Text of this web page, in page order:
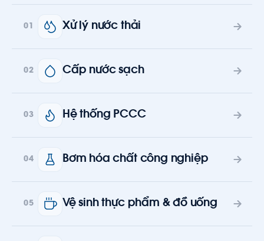
01 Xử lý nước thải
02 Cấp nước sạch
03 Hệ thống PCCC
04 Bơm hóa chất công nghiệp
05 Vệ sinh thực phẩm & đồ uống